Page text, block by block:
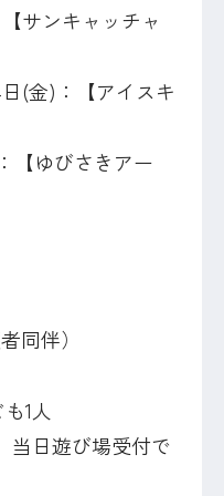
サンキャッチャ
(金)：【アイスキ
【ゆびさきアー
同伴）
1人
当日遊び場受付で